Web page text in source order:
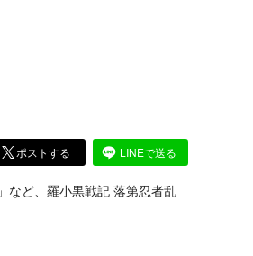
ポストする LINEで送る
」など、 羅小黒戦記 落第忍者乱